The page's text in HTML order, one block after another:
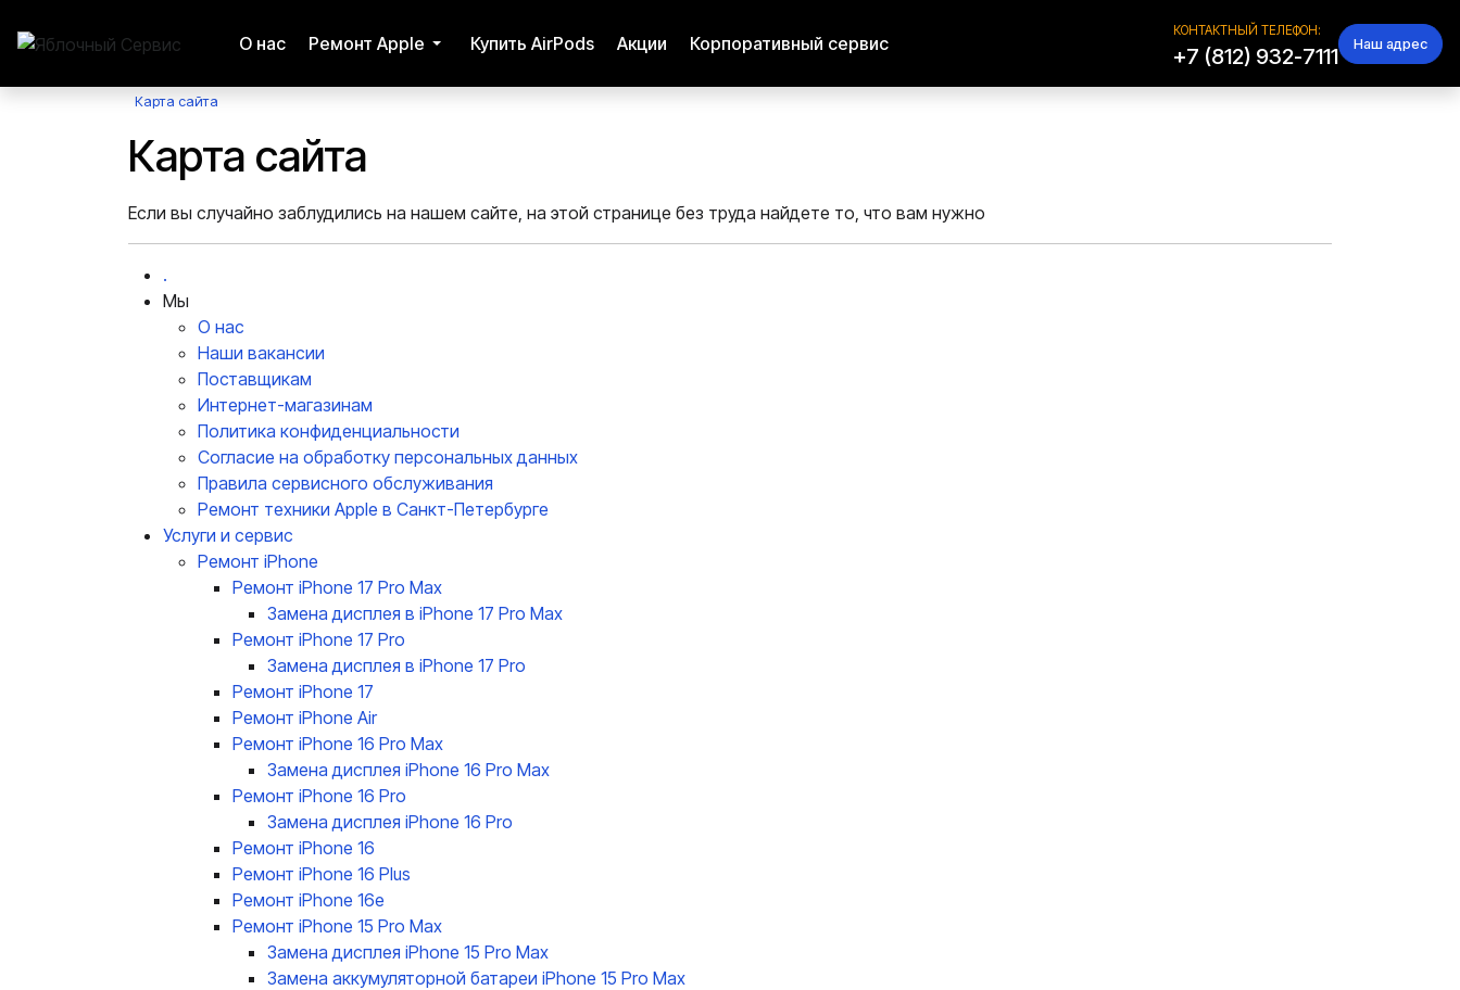
О нас Ремонт Apple Купить AirPods Акции Корпоративный сервис
КОНТАКТНЫЙ ТЕЛЕФОН:
+7 (812) 932-7111 Наш адрес
Карта сайта
Карта сайта
Если вы случайно заблудились на нашем сайте, на этой странице без труда найдете то, что вам нужно
.
Мы
О нас
Наши вакансии
Поставщикам
Интернет-магазинам
Политика конфиденциальности
Согласие на обработку персональных данных
Правила сервисного обслуживания
Ремонт техники Apple в Санкт-Петербурге
Услуги и сервис
Ремонт iPhone
Ремонт iPhone 17 Pro Max
Замена дисплея в iPhone 17 Pro Max
Ремонт iPhone 17 Pro
Замена дисплея в iPhone 17 Pro
Ремонт iPhone 17
Ремонт iPhone Air
Ремонт iPhone 16 Pro Max
Замена дисплея iPhone 16 Pro Max
Ремонт iPhone 16 Pro
Замена дисплея iPhone 16 Pro
Ремонт iPhone 16
Ремонт iPhone 16 Plus
Ремонт iPhone 16e
Ремонт iPhone 15 Pro Max
Замена дисплея iPhone 15 Pro Max
Замена аккумуляторной батареи iPhone 15 Pro Max